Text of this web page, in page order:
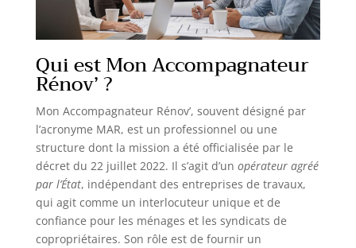
Qui est Mon Accompagnateur
Rénov’ ?
Mon Accompagnateur Rénov’, souvent désigné par
l’acronyme MAR, est un professionnel ou une
structure dont la mission a été officialisée par le
décret du 22 juillet 2022. Il s’agit d’un opérateur agréé
par l’État, indépendant des entreprises de travaux,
qui agit comme un interlocuteur unique et de
confiance pour les ménages et les syndicats de
copropriétaires. Son rôle est de fournir un